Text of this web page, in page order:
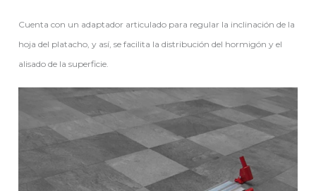
Cuenta con un adaptador articulado para regular la inclinación de la
hoja del platacho, y así, se facilita la distribución del hormigón y el
alisado de la superficie.